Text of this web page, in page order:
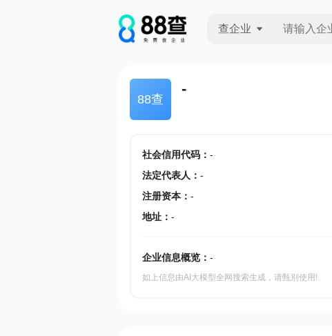
查企业
88查
-
社会信用代码： -
法定代表人 ： -
注册资本： -
地址： -
企业信息概览： -
如上信息由AI大模型全网搜索生成，请甄别使用!